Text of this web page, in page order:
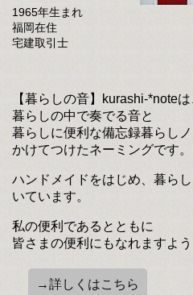
1965年生まれ
福岡在住
宅建取引士
【暮らしの音】kurashi-*noteは
暮らしの中で奏でる音と
暮らしに便利な備忘録暮らし
かけてつけたネーミングです。
ハンドメイドをはじめ、暮ら
いています。
私の便利であるとともに
皆さまの便利にもなれますよう
→詳しくはこちら